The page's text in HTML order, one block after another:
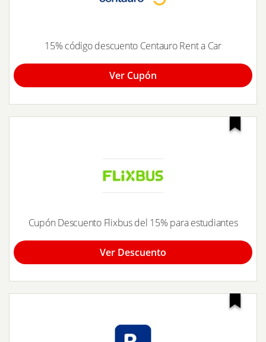
15% código descuento Centauro Rent a Car
Ver Cupón
Cupón Descuento Flixbus del 15% para estudiantes
Ver Descuento